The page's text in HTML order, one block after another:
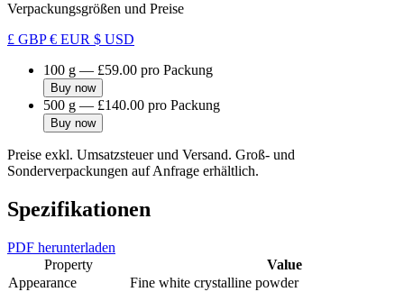
Verpackungsgrößen und Preise
£ GBP€ EUR $ USD
100 g — £59.00 pro Packung
Buy now
500 g — £140.00 pro Packung
Buy now
Preise exkl. Umsatzsteuer und Versand. Groß- und
Sonderverpackungen auf Anfrage erhältlich.
Spezifikationen
PDF herunterladen
Property
Value
Appearance
Fine white crystalline powder